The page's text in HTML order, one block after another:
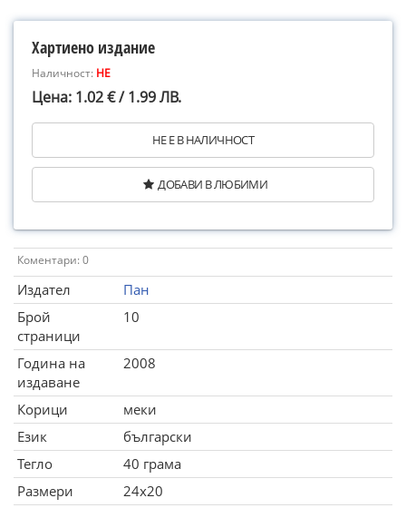
Хартиено издание
Наличност: НЕ
Цена: 1.02 € / 1.99 ЛВ.
НЕ Е В НАЛИЧНОСТ
ДОБАВИ В ЛЮБИМИ
Коментари: 0
Издател
Пан
Брой
страници
10
Година на
издаване
2008
Корици
меки
Език
български
Тегло
40 грама
Размери
24x20